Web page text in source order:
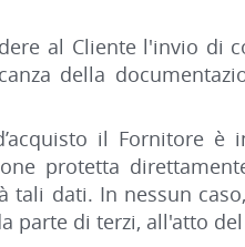
al Cliente l'invio
della
il Fornitore
protetta
tali dati. In nessun
parte di terzi, all'atto